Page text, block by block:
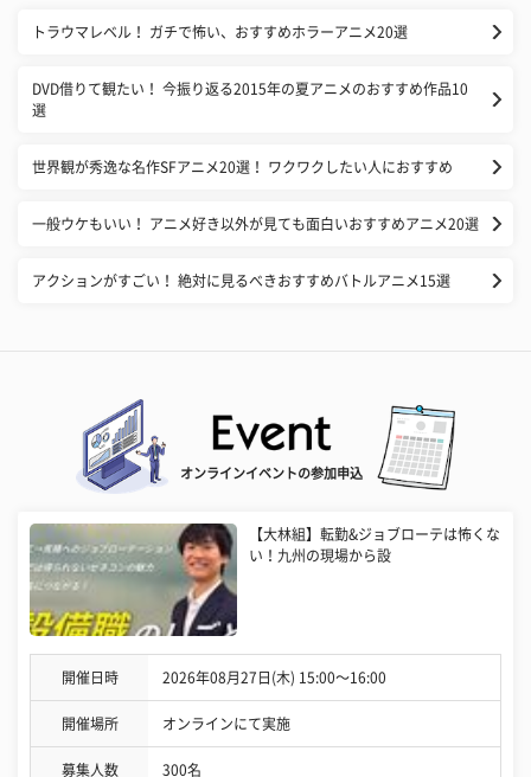
トラウマレベル！ ガチで怖い、おすすめホラーアニメ20選
DVD借りて観たい！ 今振り返る2015年の夏アニメのおすすめ作品10
選
世界観が秀逸な名作SFアニメ20選！ ワクワクしたい人におすすめ
一般ウケもいい！ アニメ好き以外が見ても面白いおすすめアニメ20選
アクションがすごい！ 絶対に見るべきおすすめバトルアニメ15選
オンラインイベントの参加申込
【大林組】転勤&ジョブローテは怖くな
い！九州の現場から設
開催日時 2026年08月27日(木) 15:00〜16:00
開催場所 オンラインにて実施
募集人数 300名